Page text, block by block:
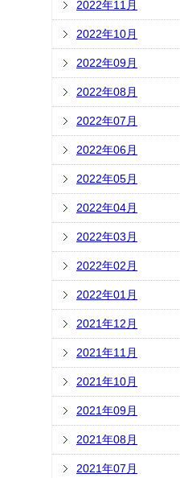
2022年11月
2022年10月
2022年09月
2022年08月
2022年07月
2022年06月
2022年05月
2022年04月
2022年03月
2022年02月
2022年01月
2021年12月
2021年11月
2021年10月
2021年09月
2021年08月
2021年07月